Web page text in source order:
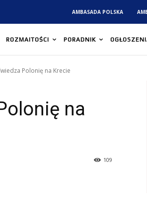
AMBASADA POLSKA
ROZMAITOŚCI PORADNIK
Polonię na Krecie
na
109